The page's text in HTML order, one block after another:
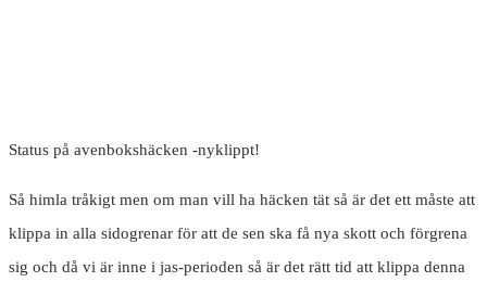
Status på avenbokshäcken -nyklippt!
Så himla tråkigt men om man vill ha häcken tät så är det ett måste att
klippa in alla sidogrenar för att de sen ska få nya skott och förgrena
sig och då vi är inne i jas-perioden så är det rätt tid att klippa denna